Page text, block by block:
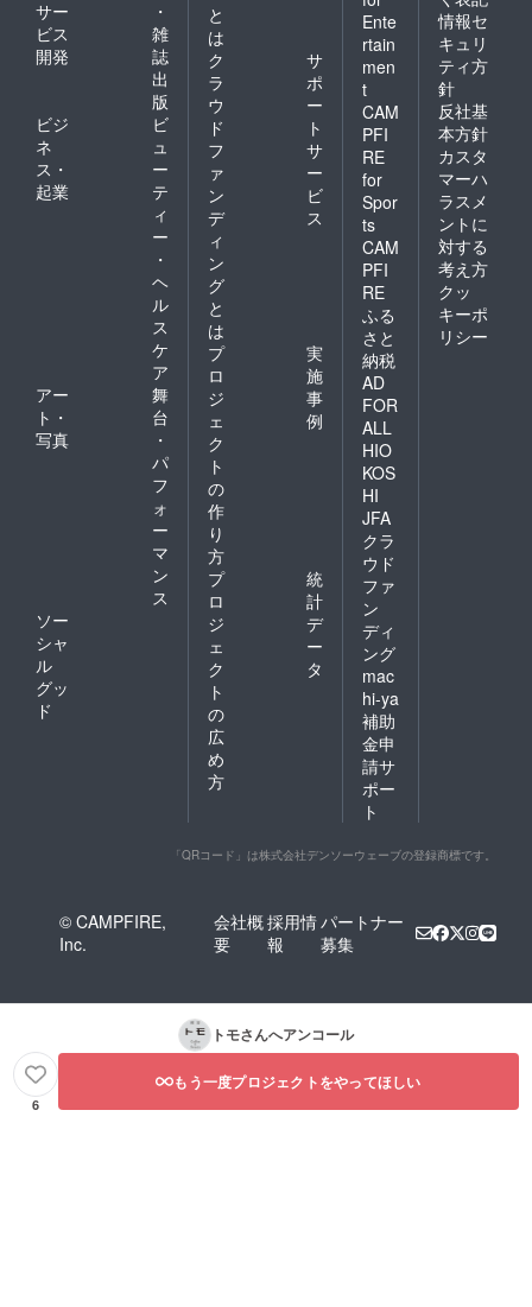
サー
ビス
開発
・
雑
誌
出
版
ビジ
ネ
ス・
起業
ビ
ュ
ー
テ
ィ
ー
・
ヘ
ル
ス
ケ
ア
アー
ト・
写真
舞
台
・
パ
フ
ォ
ー
マ
ン
ス
ソー
シャ
ル
グッ
ド
と
は
ク
ラ
ウ
ド
フ
ァ
ン
デ
ィ
ン
グ
と
は
サ
ポ
ー
ト
サ
ー
ビ
ス
プ
ロ
ジ
ェ
ク
ト
の
作
り
方
実
施
事
例
プ
ロ
ジ
ェ
ク
ト
の
広
め
方
統
計
デ
ー
タ
Ente
rtain
men
t
CAM
PFI
RE
for
Spor
ts
CAM
PFI
RE
ふる
さと
納税
AD
FOR
ALL
HIO
KOS
HI
JFA
クラ
ウド
ファ
ン
ディ
ング
mac
hi-ya
補助
金申
請サ
ポー
ト
情報セ
キュリ
ティ方
針
反社基
本方針
カスタ
マーハ
ラスメ
ントに
対する
考え方
クッ
キーポ
リシー
「QRコード」は株式会社デンソーウェーブの登録商標です。
© CAMPFIRE,
Inc.
会社概
要
採用情
報
パートナー
募集
トモさんへアンコール
6
もう一度プロジェクトをやってほしい